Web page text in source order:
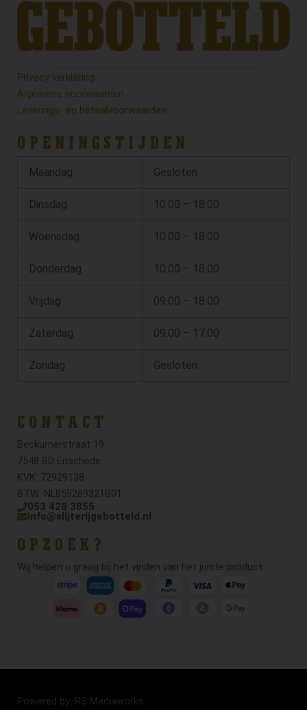
Privacy verklaring
Algemene voorwaarden
Leverings- en betaalvoorwaarden
OPENINGSTIJDEN
Maandag Gesloten
Dinsdag 10:00 – 18:00
Woensdag 10:00 – 18:00
Donderdag 10:00 – 18:00
Vrijdag 09:00 – 18:00
Zaterdag 09:00 – 17:00
Zondag Gesloten
CONTACT
Beckumerstraat 19
7548 BD Enschede
KVK: 72929138
BTW: NL859289321B01
053 428 3855
info@slijterijgebotteld.nl
OPZOEK?
Wij helpen u graag bij het vinden van het juiste product.
Powered by: RS Mediaworks